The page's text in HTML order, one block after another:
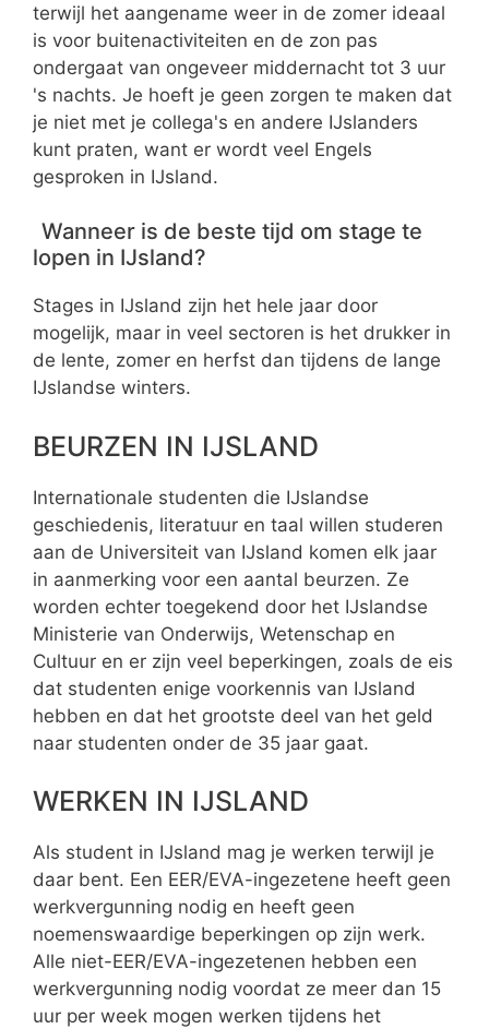
terwijl het aangename weer in de zomer ideaal
is voor buitenactiviteiten en de zon pas
ondergaat van ongeveer middernacht tot 3 uur
's nachts. Je hoeft je geen zorgen te maken dat
je niet met je collega's en andere IJslanders
kunt praten, want er wordt veel Engels
gesproken in IJsland.
Wanneer is de beste tijd om stage te
lopen in IJsland?
Stages in IJsland zijn het hele jaar door
mogelijk, maar in veel sectoren is het drukker in
de lente, zomer en herfst dan tijdens de lange
IJslandse winters.
BEURZEN IN IJSLAND
Internationale studenten die IJslandse
geschiedenis, literatuur en taal willen studeren
aan de Universiteit van IJsland komen elk jaar
in aanmerking voor een aantal beurzen. Ze
worden echter toegekend door het IJslandse
Ministerie van Onderwijs, Wetenschap en
Cultuur en er zijn veel beperkingen, zoals de eis
dat studenten enige voorkennis van IJsland
hebben en dat het grootste deel van het geld
naar studenten onder de 35 jaar gaat.
WERKEN IN IJSLAND
Als student in IJsland mag je werken terwijl je
daar bent. Een EER/EVA-ingezetene heeft geen
werkvergunning nodig en heeft geen
noemenswaardige beperkingen op zijn werk.
Alle niet-EER/EVA-ingezetenen hebben een
werkvergunning nodig voordat ze meer dan 15
uur per week mogen werken tijdens het